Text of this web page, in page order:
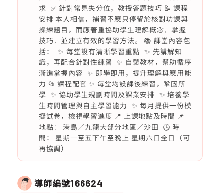
求 ✅ 針對常見失分位，教授答題技巧 📝 課程
安排 本人相信，補習不應只停留於核對功課與
操練題目，而應著重協助學生理解概念、掌握
技巧，並建立有效的學習方法。 📚 課堂內容包
括： ✨ 每堂設有清晰學習重點 ✨ 先講解知
識，再配合針對性練習 ✨ 自製教材，幫助循序
漸進掌握內容 ✨ 即學即用，提升理解與應用能
力 📂 課程配套 ✨ 每堂均設課後練習，鞏固所
學 ✨ 協助學生規劃時間及課業安排 ✨ 培養學
生時間管理與自主學習能力 ✨ 每月提供一份模
擬試卷，檢視學習進度 📍 上課地點及時間 📌
地點： 港島／九龍大部分地區／沙田 🕒 時
間： 星期一至五下午至晚上 星期六日全日（可
再協調）
導師編號166624